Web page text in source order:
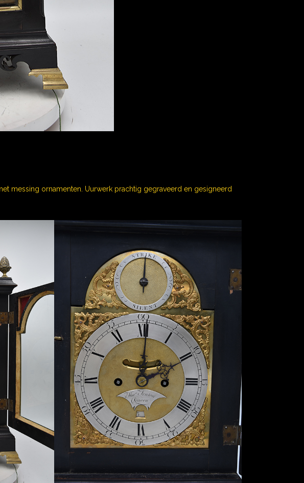
messing ornamenten. Uurwerk prachtig gegraveerd en gesigneerd